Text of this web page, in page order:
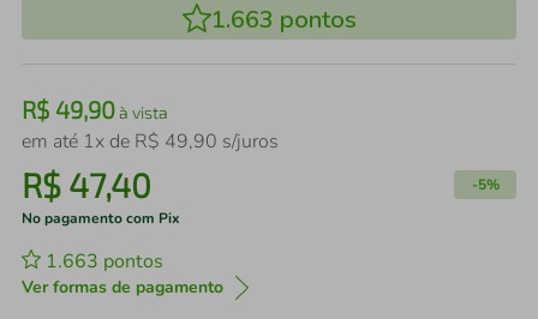
1.663 pontos
R$ 49,90à vista
em até 1x de R$ 49,90 s/juros
R$ 47,40 -5%
No pagamento com Pix
1.663 pontos
Ver formas de pagamento